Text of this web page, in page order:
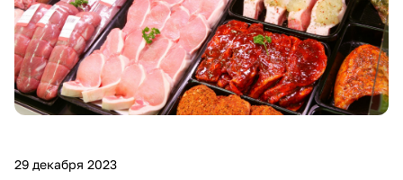
29 декабря 2023